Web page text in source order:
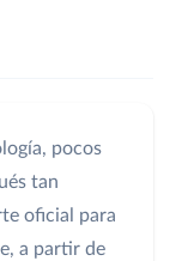
pocos
tan
oficial para
a partir de